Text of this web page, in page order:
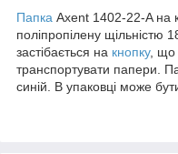
Папка Axent 1402-22-A на
поліпропілену щільністю
застібається на кнопку, що
транспортувати папери.
синій. В упаковці може